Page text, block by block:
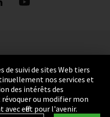
de suivi de sites Web tiers
nos services et
des intérêts des
ou modifier mon
effet pour l'avenir.